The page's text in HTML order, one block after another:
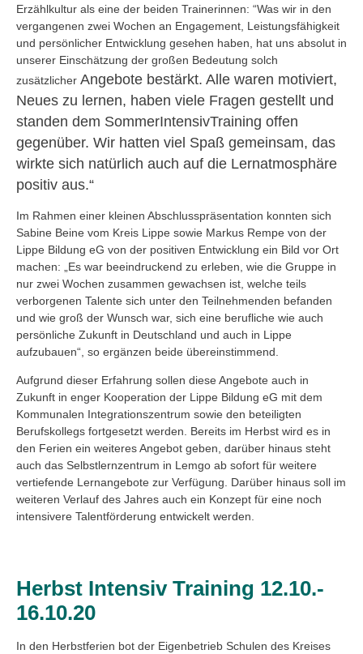
Erzählkultur als eine der beiden Trainerinnen: “Was wir in den
vergangenen zwei Wochen an Engagement, Leistungsfähigkeit
und persönlicher Entwicklung gesehen haben, hat uns absolut in
unserer Einschätzung der großen Bedeutung solch
zusätzlicher Angebote bestärkt. Alle waren motiviert,
Neues zu lernen, haben viele Fragen gestellt und
standen dem SommerIntensivTraining offen
gegenüber. Wir hatten viel Spaß gemeinsam, das
wirkte sich natürlich auch auf die Lernatmosphäre
positiv aus.“
Im Rahmen einer kleinen Abschlusspräsentation konnten sich
Sabine Beine vom Kreis Lippe sowie Markus Rempe von der
Lippe Bildung eG von der positiven Entwicklung ein Bild vor Ort
machen: „Es war beeindruckend zu erleben, wie die Gruppe in
nur zwei Wochen zusammen gewachsen ist, welche teils
verborgenen Talente sich unter den Teilnehmenden befanden
und wie groß der Wunsch war, sich eine berufliche wie auch
persönliche Zukunft in Deutschland und auch in Lippe
aufzubauen“, so ergänzen beide übereinstimmend.
Aufgrund dieser Erfahrung sollen diese Angebote auch in
Zukunft in enger Kooperation der Lippe Bildung eG mit dem
Kommunalen Integrationszentrum sowie den beteiligten
Berufskollegs fortgesetzt werden. Bereits im Herbst wird es in
den Ferien ein weiteres Angebot geben, darüber hinaus steht
auch das Selbstlernzentrum in Lemgo ab sofort für weitere
vertiefende Lernangebote zur Verfügung. Darüber hinaus soll im
weiteren Verlauf des Jahres auch ein Konzept für eine noch
intensivere Talentförderung entwickelt werden.
Herbst Intensiv Training 12.10.-
16.10.20
In den Herbstferien bot der Eigenbetrieb Schulen des Kreises